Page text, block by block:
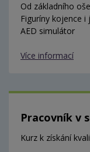
Od základního
Figuríny kojence i
AED simulátor
Více informací
Pracovník v
Kurz k získání